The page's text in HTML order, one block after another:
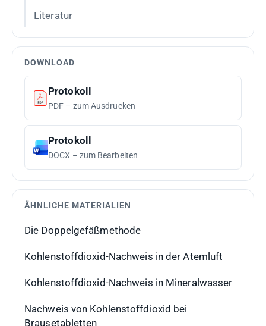
Literatur
DOWNLOAD
Protokoll
PDF – zum Ausdrucken
Protokoll
DOCX – zum Bearbeiten
ÄHNLICHE MATERIALIEN
Die Doppelgefäßmethode
Kohlenstoffdioxid-Nachweis in der Atemluft
Kohlenstoffdioxid-Nachweis in Mineralwasser
Nachweis von Kohlenstoffdioxid bei
Brausetabletten